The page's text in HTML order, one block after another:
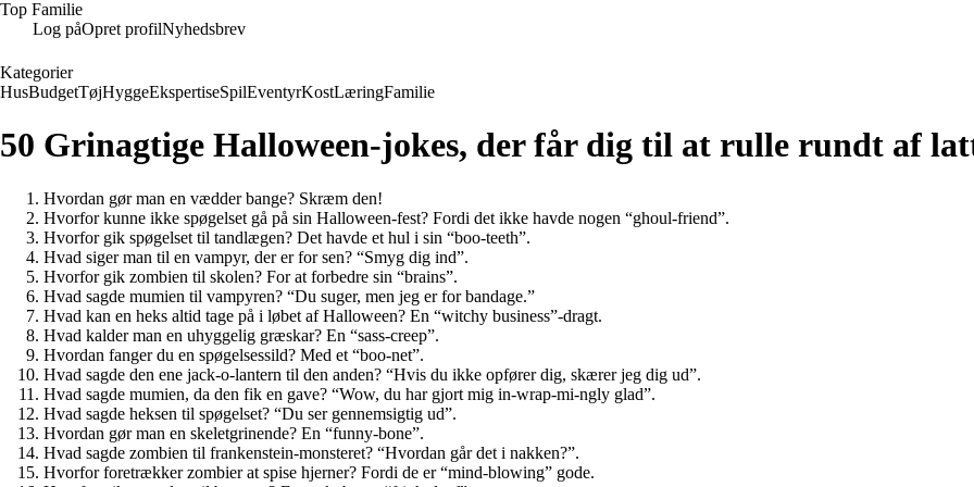
Top Familie
Log påOpret profilNyhedsbrev
Kategorier
HusBudgetTøjHyggeEkspertiseSpilEventyrKostLæringFamilie
50 Grinagtige Halloween-jokes, der får dig til at rulle rundt af
Hvordan gør man en vædder bange? Skræm den!
Hvorfor kunne ikke spøgelset gå på sin Halloween-fest? Fordi det ikke havde nogen “ghoul-friend”.
Hvorfor gik spøgelset til tandlægen? Det havde et hul i sin “boo-teeth”.
Hvad siger man til en vampyr, der er for sen? “Smyg dig ind”.
Hvorfor gik zombien til skolen? For at forbedre sin “brains”.
Hvad sagde mumien til vampyren? “Du suger, men jeg er for bandage.”
Hvad kan en heks altid tage på i løbet af Halloween? En “witchy business”-dragt.
Hvad kalder man en uhyggelig græskar? En “sass-creep”.
Hvordan fanger du en spøgelsessild? Med et “boo-net”.
Hvad sagde den ene jack-o-lantern til den anden? “Hvis du ikke opfører dig, skærer jeg dig ud”.
Hvad sagde mumien, da den fik en gave? “Wow, du har gjort mig in-wrap-mi-ngly glad”.
Hvad sagde heksen til spøgelset? “Du ser gennemsigtig ud”.
Hvordan gør man en skeletgrinende? En “funny-bone”.
Hvad sagde zombien til frankenstein-monsteret? “Hvordan går det i nakken?”.
Hvorfor foretrækker zombier at spise hjerner? Fordi de er “mind-blowing” gode.